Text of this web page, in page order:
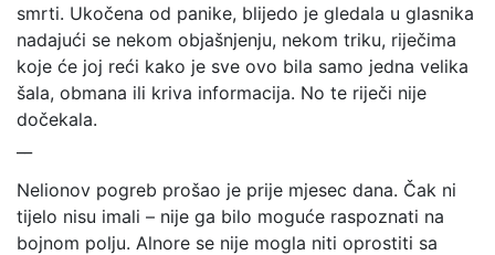
smrti. Ukočena od panike, blijedo je gledala u glasnika
nadajući se nekom objašnjenju, nekom triku, riječima
koje će joj reći kako je sve ovo bila samo jedna velika
šala, obmana ili kriva informacija. No te riječi nije
dočekala.
Nelionov pogreb prošao je prije mjesec dana. Čak ni
tijelo nisu imali – nije ga bilo moguće raspoznati na
bojnom polju. Alnore se nije mogla niti oprostiti sa